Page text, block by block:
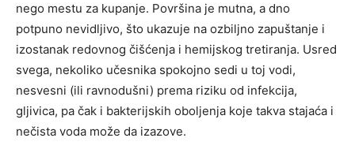
nego mestu za kupanje. Površina je mutna, a dno
potpuno nevidljivo, što ukazuje na ozbiljno zapuštanje i
izostanak redovnog čišćenja i hemijskog tretiranja. Usred
svega, nekoliko učesnika spokojno sedi u toj vodi,
nesvesni (ili ravnodušni) prema riziku od infekcija,
gljivica, pa čak i bakterijskih oboljenja koje takva stajaća i
nečista voda može da izazove.